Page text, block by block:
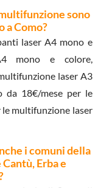
sono
a Como?
laser A4 mono e
mono e colore,
laser A3
da 18€/mese per le
multifunzione laser
i comuni della
Erba e